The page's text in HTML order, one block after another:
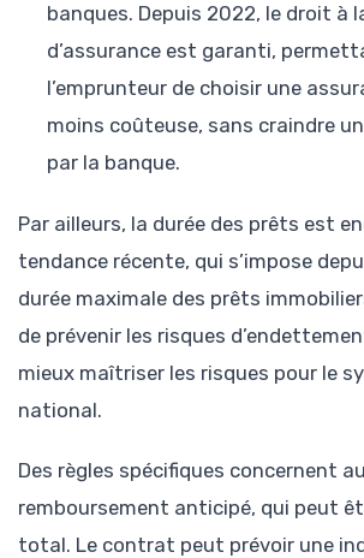
banques. Depuis 2022, le droit à
d’assurance est garanti,
l’emprunteur de choisir une
moins coûteuse, sans craindre
par la banque.
Par ailleurs, la durée des prêts est
tendance récente, qui s’impose
durée maximale des prêts
de prévenir les risques
mieux maîtriser les risques pour le
national.
Des règles spécifiques concernent
remboursement anticipé, qui peut
total. Le contrat peut prévoir une